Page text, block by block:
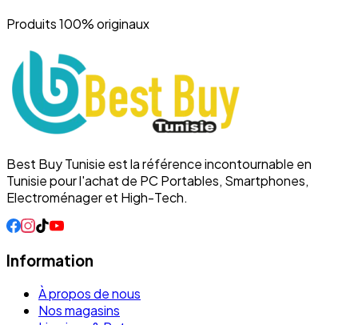
Produits 100% originaux
Best Buy Tunisie est la référence incontournable en
Tunisie pour l'achat de PC Portables, Smartphones,
Electroménager et High-Tech.
Information
À propos de nous
Nos magasins